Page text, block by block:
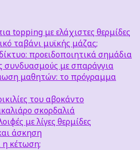
topping με ελάχιστες θερμίδες
ταβάνι μυϊκής μάζας;
προειδοποιητικά σημάδια
συνδυασμούς με σπαράγγια
μαθητών: το πρόγραμμα
του αβοκάντο
σκορδαλιά
με λίγες θερμίδες
άσκηση
η κέτωση;